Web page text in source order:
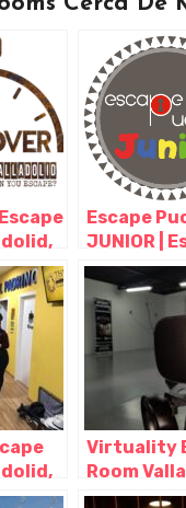
Escape
JUNIOR |
Room
Valladolid
Castilla y
Virtuality
Room
Valladolid